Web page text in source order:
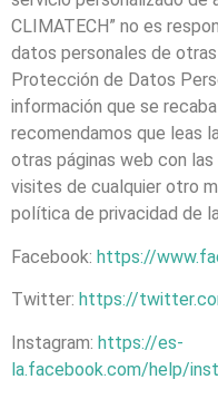
CLIMATECH” no es
datos personales de
Protección de Datos
información que se
recomendamos que leas
otras páginas web con
visites de cualquier otro
política de privacidad de
Facebook: https://
Twitter: https://
Instagram: https://es-
la.facebook.com/help/